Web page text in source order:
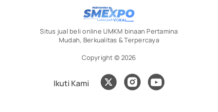
Situs jual beli online UMKM binaan Pertamina
Mudah, Berkualitas & Terpercaya
Copyright © 2026
Ikuti Kami